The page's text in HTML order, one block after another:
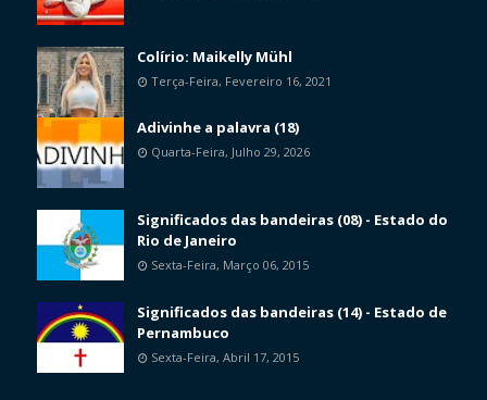
Colírio: Maikelly Mühl
Terça-Feira, Fevereiro 16, 2021
Adivinhe a palavra (18)
Quarta-Feira, Julho 29, 2026
Significados das bandeiras (08) - Estado do
Rio de Janeiro
Sexta-Feira, Março 06, 2015
Significados das bandeiras (14) - Estado de
Pernambuco
Sexta-Feira, Abril 17, 2015